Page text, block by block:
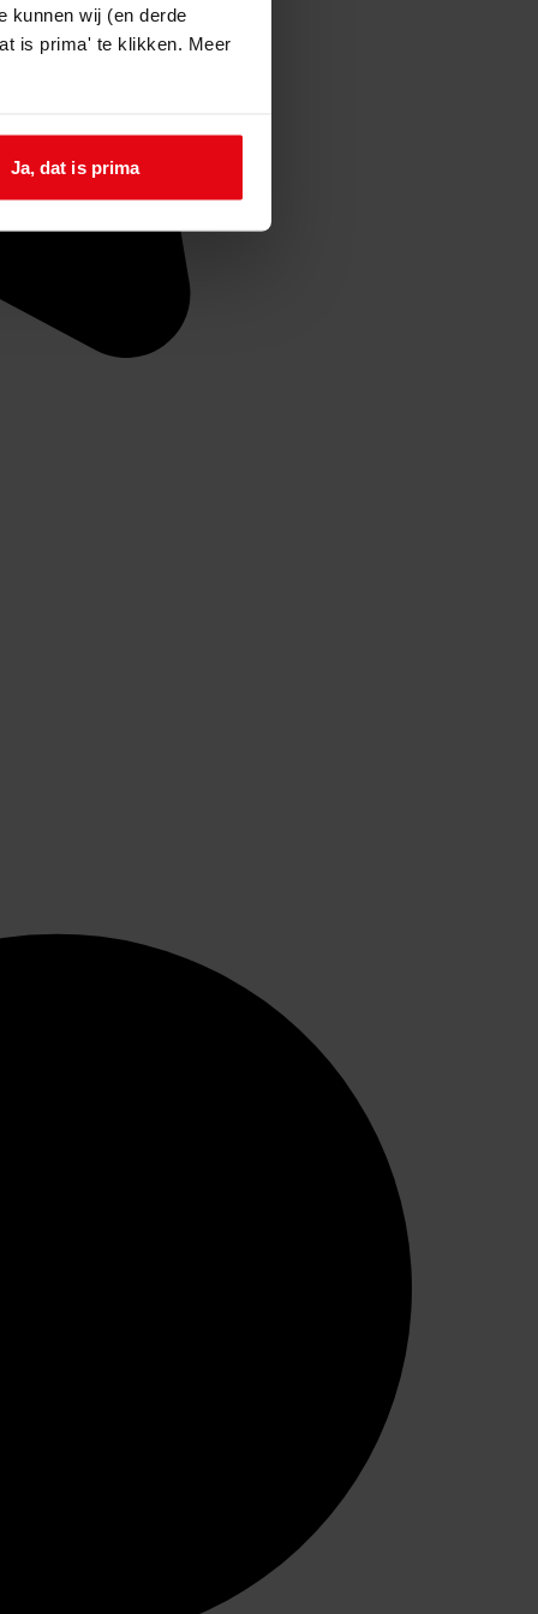
kunnen wij (en derde
is prima' te klikken. Meer
Ja, dat is prima